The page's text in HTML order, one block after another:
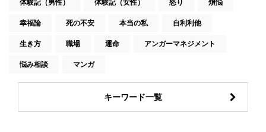
体験記（男性） 体験記（女性） 怒り 煩悩
幸福論 死の不安 本当の私 自利利他
生き方 職場 運命 アンガーマネジメント
悩み相談 マンガ
キーワード一覧